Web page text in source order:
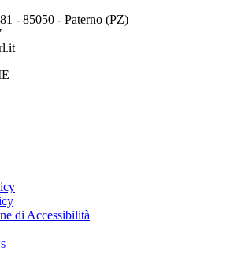
- 85050 - Paterno (PZ)
di Accessibilità